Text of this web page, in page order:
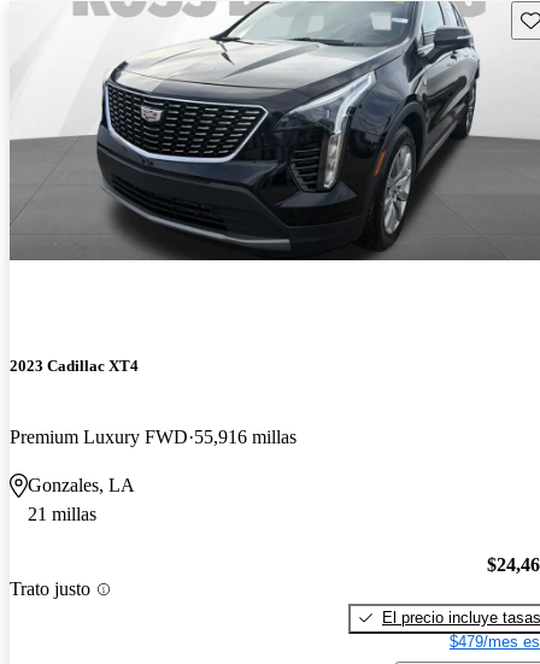
2023 Cadillac XT4
Premium Luxury FWD 55,916 millas
Gonzales, LA
21 millas
Trato justo
El precio incluye tasas
$479/mes